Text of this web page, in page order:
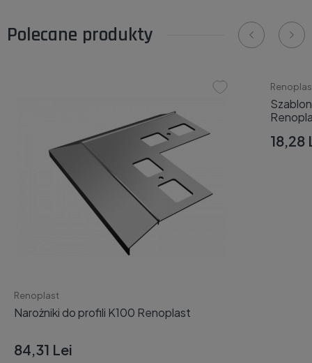
Polecane produkty
Renoplast
Narożniki do profili K100 Renoplast
84,31 Lei
18,28